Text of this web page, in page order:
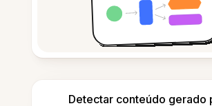
Detectar conteúdo gerado